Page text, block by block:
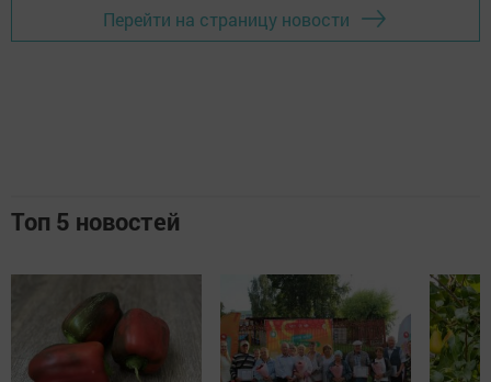
Перейти на страницу новости
Топ 5 новостей